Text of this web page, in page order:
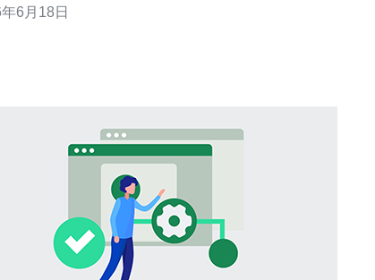
云服务器？ 先明确用途：网站托管、后台API、数
6月18日